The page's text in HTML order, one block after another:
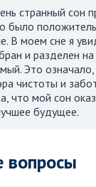
странный сон
было
В моем сне я
и разделен
Это
чистоты и
что мой сон
будущее.
вопросы